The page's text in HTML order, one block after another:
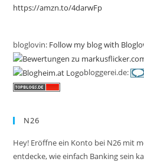
https://amzn.to/4darwFp
bloglovin: Follow my blog with
bloggerei.de:
N26
Hey! Eröffne ein Konto bei N26 mit
entdecke, wie einfach Banking sein